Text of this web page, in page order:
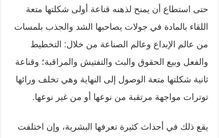
حتى استطاع أن يمنح لذهنه قناعة أولى شكلتها متعة
اللقاء بالمادة في جولات يصاحبها الشد والجذب بلمسات
من عالم الإبداع وعالم الصناعة من خلال: التخطيط
والفعل وبيع الحقوق والبث والتفتيش والمراقبة؛ وقناعة
ثانية شكلتها متعة الوصول إلى النهاية وهي تخلف ورائها
توترات مواجهة مرتقبة من نوعها أو من غير نوعها.
يقع ذلك في أحداث كثيرة تعرفها البشرية، وإن اختلفت